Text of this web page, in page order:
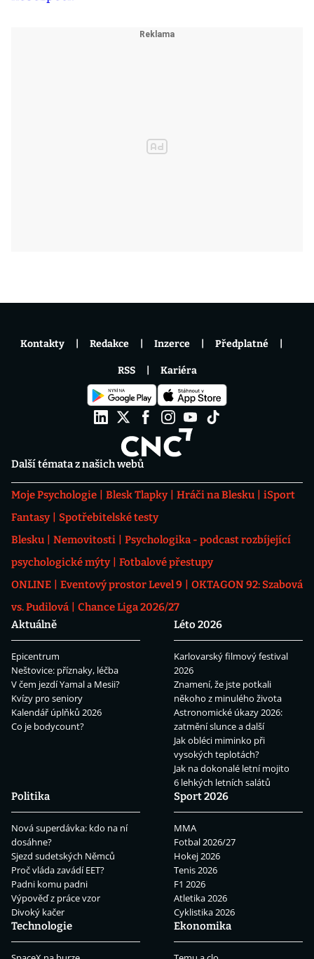
Další témata z našich webů
Moje Psychologie Blesk Tlapky Hráči na Blesku
iSport
Fantasy
Spotřebitelské testy
Blesku
Nemovitosti
Psychologika - podcast rozbíjející
psychologické mýty
Fotbalové přestupy
ONLINE
Eventový prostor Level 9
OKTAGON 92: Szabová
vs. Pudilová
Chance Liga 2026/27
Aktuálně
Epicentrum
Neštovice: příznaky, léčba
V čem jezdí Yamal a Mesii?
Kvízy pro seniory
Kalendář úplňků 2026
Co je bodycount?
Léto 2026
Karlovarský filmový festival
2026
Znamení, že jste potkali
někoho z minulého života
Astronomické úkazy 2026:
zatmění slunce a další
Jak obléci miminko při
vysokých teplotách?
Jak na dokonalé letní mojito
6 lehkých letních salátů
Politika
Nová superdávka: kdo na ní
dosáhne?
Sjezd sudetských Němců
Proč vláda zavádí EET?
Padni komu padni
Výpověď z práce vzor
Divoký kačer
Sport 2026
MMA
Fotbal 2026/27
Hokej 2026
Tenis 2026
F1 2026
Atletika 2026
Cyklistika 2026
Technologie
Ekonomika
Kontakty Redakce Inzerce Předplatné
RSS Kariéra